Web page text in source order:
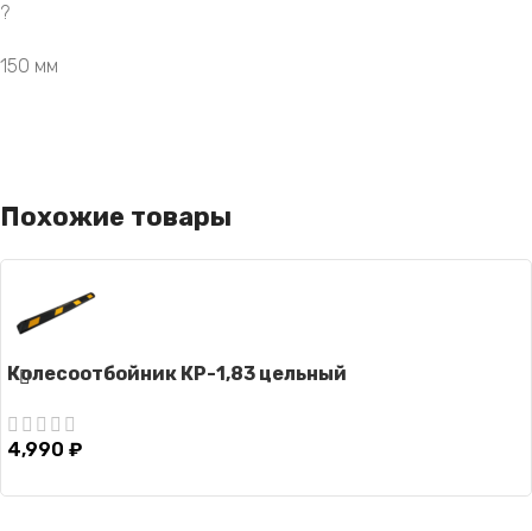
?
150 мм
Похожие товары
Колесоотбойник КР-1,83 цельный
4,990 ₽